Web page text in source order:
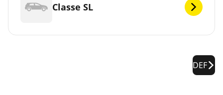
Classe SL
DEF